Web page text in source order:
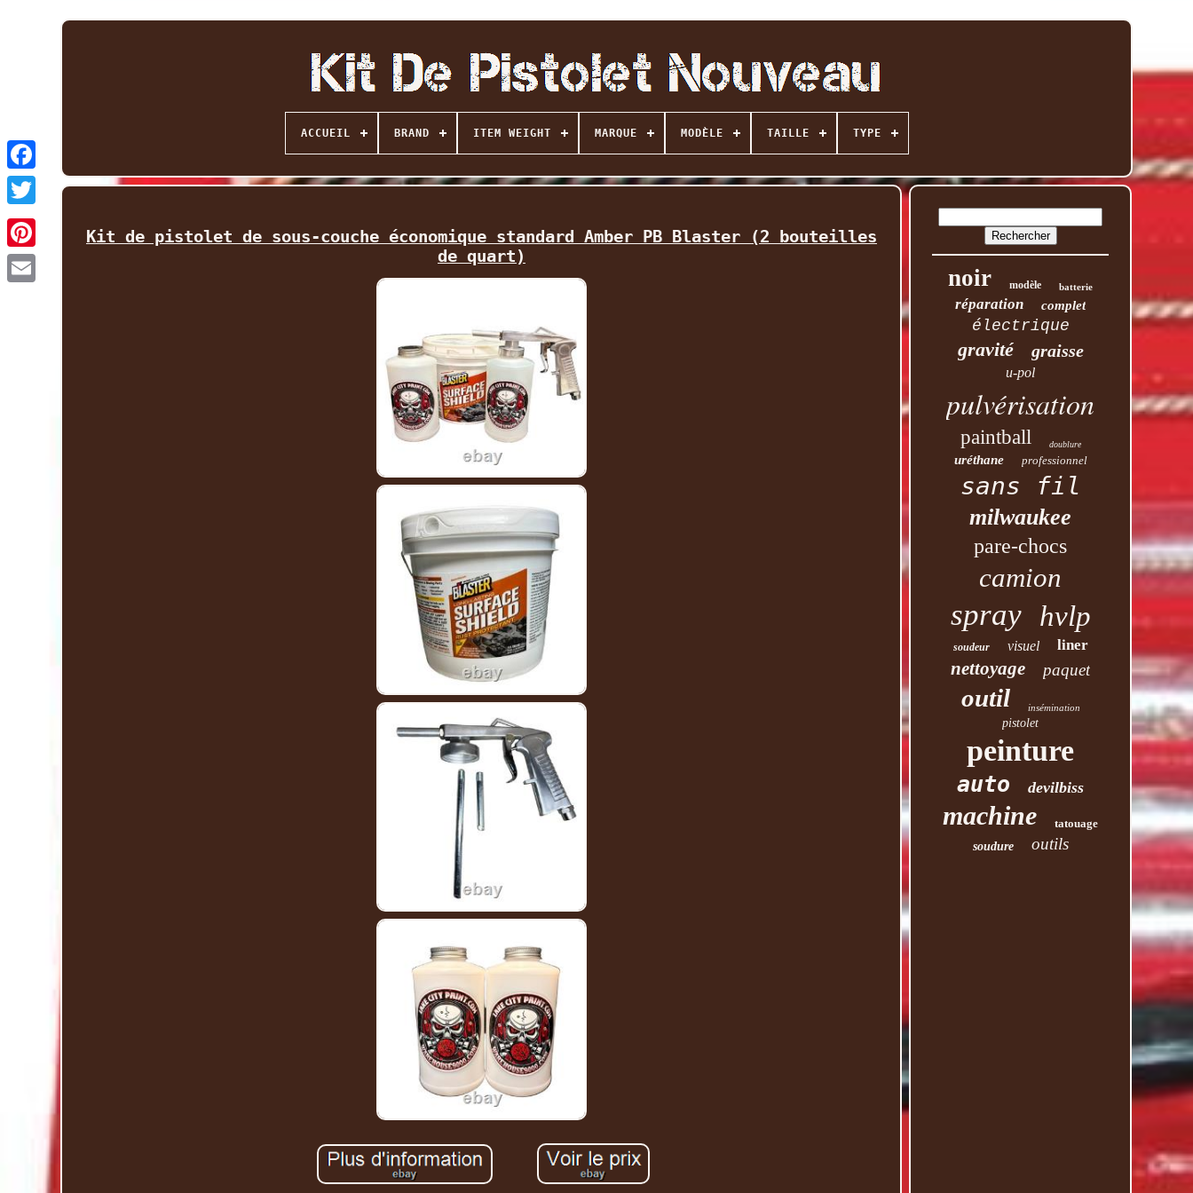
Facebook
Twitter
ACCUEIL BRAND ITEM WEIGHT MARQUE MODÈLE TAILLE TYPE
Kit de pistolet de sous-couche économique standard Amber PB Blaster (2 bouteilles
de quart)
noir modèle batterie
réparation complet
électrique
gravité graisse
u-pol
pulvérisation
paintball doublure
uréthane professionnel
sans fil
milwaukee
pare-chocs
camion
spray hvlp
soudeur visuel liner
nettoyage paquet
outil insémination
pistolet
peinture
auto devilbiss
machine
tatouage
soudure
outils